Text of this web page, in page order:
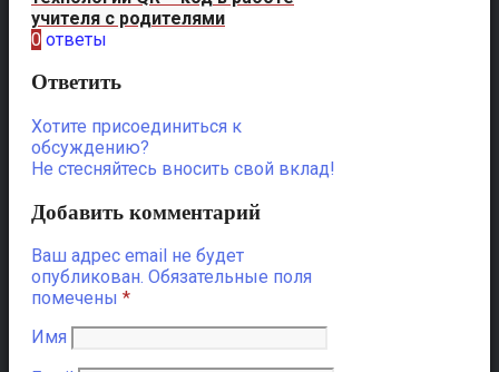
учителя с родителями
0 ответы
Ответить
Хотите присоединиться к
обсуждению?
Не стесняйтесь вносить свой вклад!
Добавить комментарий
Ваш адрес email не будет
опубликован. Обязательные поля
помечены *
Имя